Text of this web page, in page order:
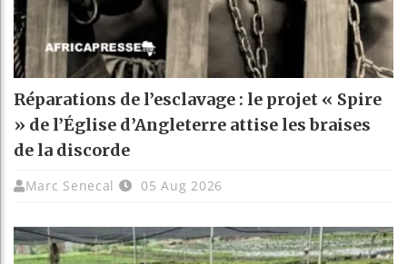
Réparations de l’esclavage : le projet « Spire
» de l’Église d’Angleterre attise les braises
de la discorde
Marc Senecal 05 Aug 2026